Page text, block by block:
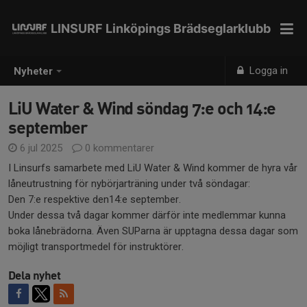
Nyheter Logga in
LINSURF Linköpings Brädseglarklubb
LiU Water & Wind söndag 7:e och 14:e
september
6 jul 2025
0 kommentarer
I Linsurfs samarbete med LiU Water & Wind kommer de hyra vår
låneutrustning för nybörjarträning under två söndagar:
Den 7:e respektive den14:e september.
Under dessa två dagar kommer därför inte medlemmar kunna
boka lånebrädorna. Även SUParna är upptagna dessa dagar som
möjligt transportmedel för instruktörer.
Dela nyhet